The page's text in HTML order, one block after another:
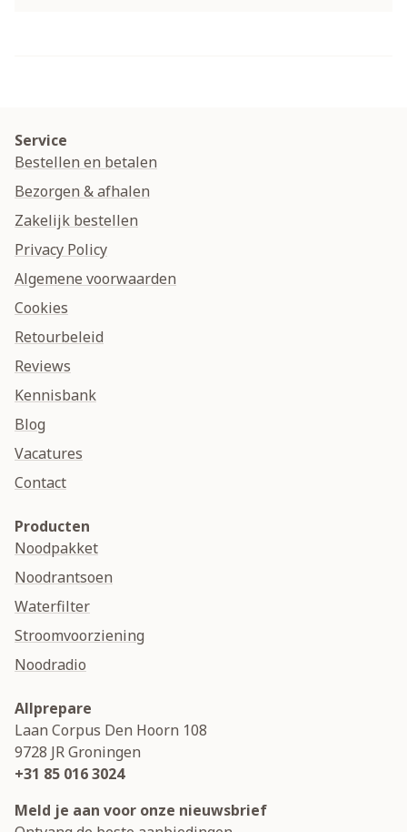
Service
Bestellen en betalen
Bezorgen & afhalen
Zakelijk bestellen
Privacy Policy
Algemene voorwaarden
Cookies
Retourbeleid
Reviews
Kennisbank
Blog
Vacatures
Contact
Producten
Noodpakket
Noodrantsoen
Waterfilter
Stroomvoorziening
Noodradio
Allprepare
Laan Corpus Den Hoorn 108
9728 JRGroningen
+31 85 016 3024
Meld je aan voor onze nieuwsbrief